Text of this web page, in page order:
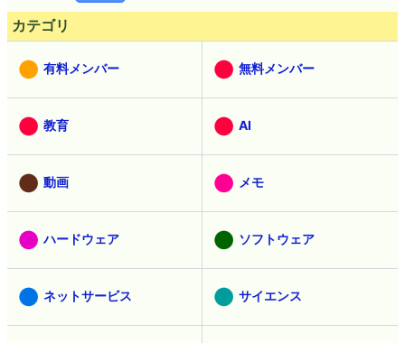
カテゴリ
有料メンバー 無料メンバー
教育 AI
動画 メモ
ハードウェア ソフトウェア
ネットサービス サイエンス